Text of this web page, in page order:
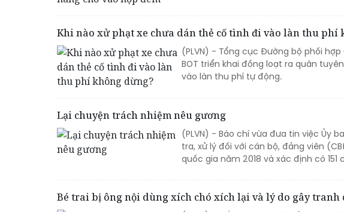
Khi nào xử phạt xe chưa dán thẻ cố tình đi vào làn thu phí
(PLVN) - Tổng cục Đường bộ phối
BOT triển khai đồng loạt ra quân
vào làn thu phí tự động.
Lại chuyện trách nhiệm nêu gương
(PLVN) - Báo chí vừa đưa tin việc Ủy
tra, xử lý đối với cán bộ, đảng viên
quốc gia năm 2018 và xác định có
Bé trai bị ông nội dùng xích chó xích lại và lý do gây tranh